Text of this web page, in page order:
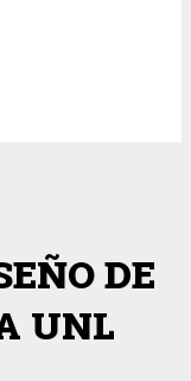
DE
UNL